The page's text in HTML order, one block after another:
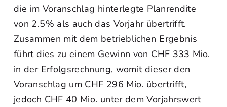
die im Voranschlag hinterlegte Planrendite
von 2.5% als auch das Vorjahr übertrifft.
Zusammen mit dem betrieblichen Ergebnis
führt dies zu einem Gewinn von CHF 333 Mio.
in der Erfolgsrechnung, womit dieser den
Voranschlag um CHF 296 Mio. übertrifft,
jedoch CHF 40 Mio. unter dem Vorjahrswert